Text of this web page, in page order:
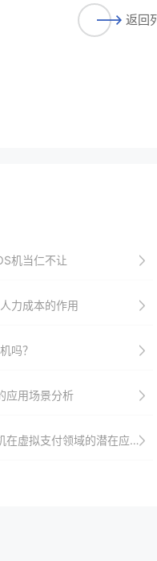
返回
机当仁不让
力成本的作用
吗？
应用场景分析
虚拟支付领域的潜在应用